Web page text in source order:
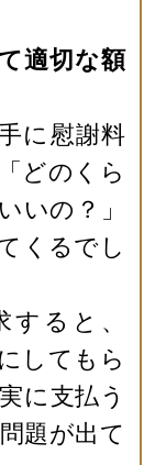
適切な額
に慰謝料
どのくら
いの？」
くるでし
ると、
してもら
に支払う
題が出て